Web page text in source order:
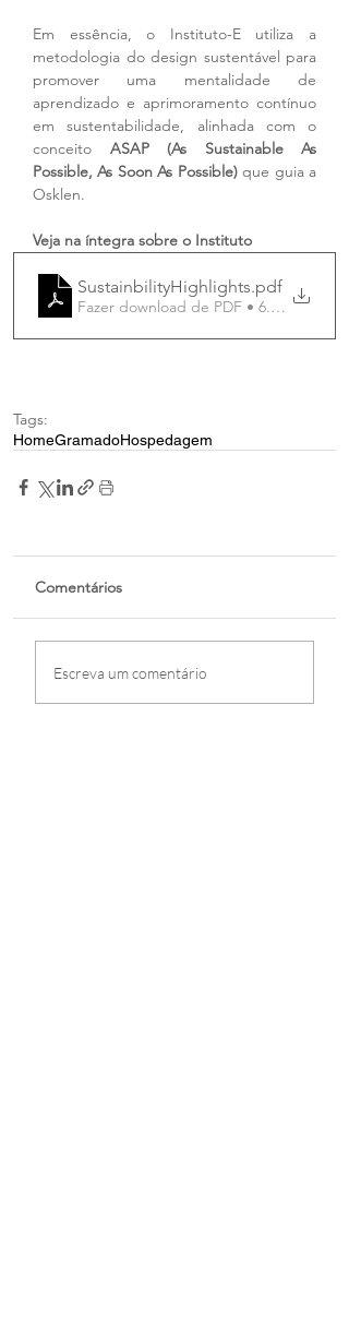
Em essência, o Instituto-E utiliza a
metodologia do design sustentável para
promover uma mentalidade de
aprendizado e aprimoramento contínuo
em sustentabilidade, alinhada com o
conceito ASAP (As Sustainable As
Possible, As Soon As Possible) que guia a
Osklen.
Veja na íntegra sobre o Instituto
SustainbilityHighlights.pdf
Fazer download de PDF • 6.77MB
Tags:
HomeGramadoHospedagem
Comentários
Escreva um comentário